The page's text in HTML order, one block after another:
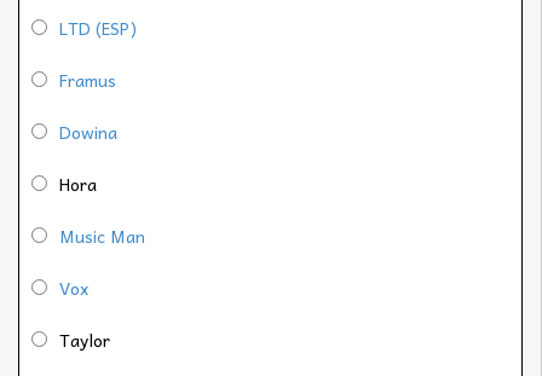
LTD (ESP)
Framus
Dowina
Hora
Music Man
Vox
Taylor